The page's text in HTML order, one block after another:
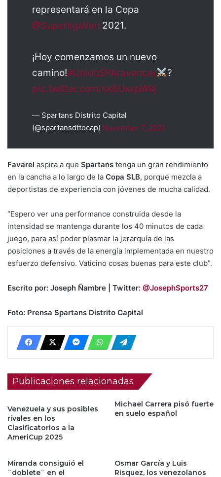
representará en la Copa
@SuperligaVen 2021.
¡Hoy comenzamos un nuevo
camino!#UnidoSPAravencer
?
pic.twitter.com/sk6UxspWkj
— Spartans Distrito Capital
(@spartansdttocap) November 7, 2021
Favarel aspira a que Spartans tenga un gran rendimiento
en la cancha a lo largo de la Copa SLB, porque mezcla a
deportistas de experiencia con jóvenes de mucha calidad.
“Espero ver una performance construida desde la
intensidad se mantenga durante los 40 minutos de cada
juego, para así poder plasmar la jerarquía de las
posiciones a través de la energía implementada en nuestro
esfuerzo defensivo. Vaticino cosas buenas para este club”.
Escrito por: Joseph Ñambre | Twitter: @JosephSports27
Foto: Prensa Spartans Distrito Capital
Publicaciones relacionadas
Venezuela y sus posibles
rivales en los
Clasificatorios a la
AmeriCup 2025
Michael Carrera pisó fuerte
en suelo español
Miranda consiguió el
¨doblete¨ en el
Osmar García y Luis
Risquez, los venezolanos